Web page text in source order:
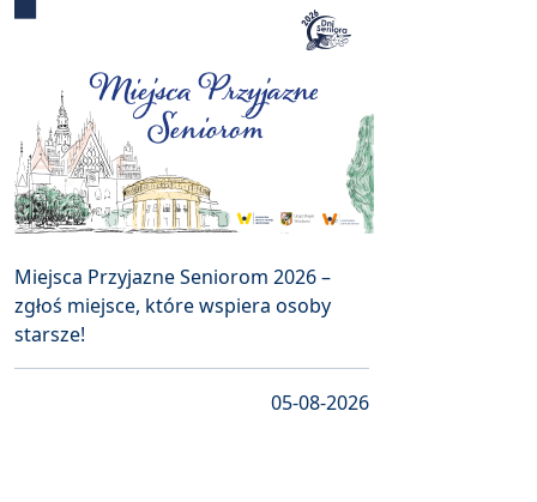
Miejsca Przyjazne Seniorom 2026 –
zgłoś miejsce, które wspiera osoby
starsze!
05-08-2026